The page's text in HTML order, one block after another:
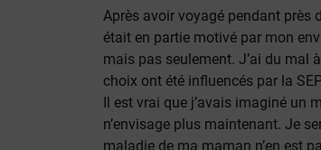
Après avoir voyagé pendant près
était en partie motivé par mon
mais pas seulement. J’ai du mal
choix ont été influencés par la
Il est vrai que j’avais imaginé un
n’envisage plus maintenant. Je
maladie de ma maman n’en est